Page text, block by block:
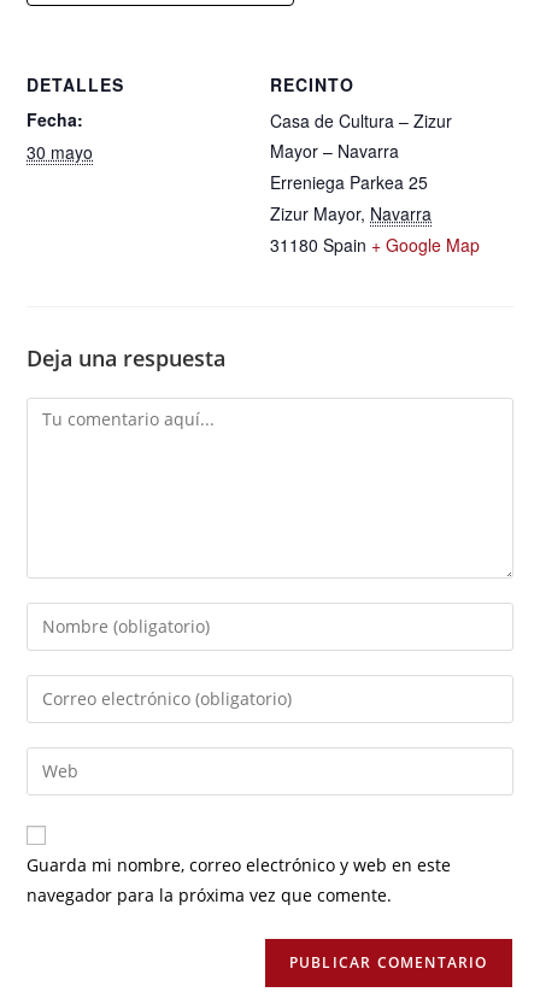
DETALLES
Fecha:
30 mayo
RECINTO
Casa de Cultura – Zizur
Mayor – Navarra
Erreniega Parkea 25
Zizur Mayor, Navarra
31180 Spain + Google Map
Deja una respuesta
Guarda mi nombre, correo electrónico y web en este
navegador para la próxima vez que comente.